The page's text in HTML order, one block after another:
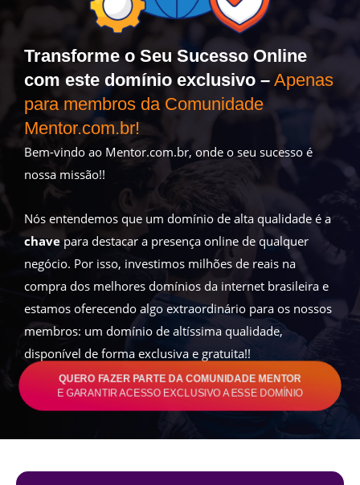
Transforme o Seu Sucesso Online
com este domínio exclusivo – Apenas
para membros da Comunidade
Mentor.com.br!
Bem-vindo ao Mentor.com.br, onde o seu sucesso é
nossa missão!!
Nós entendemos que um domínio de alta qualidade é a
chavepara destacar a presença online de qualquer
negócio. Por isso, investimos milhões de reais na
compra dos melhores domínios da internet brasileira e
estamos oferecendo algo extraordinário para os nossos
membros: um domínio de altíssima qualidade,
disponível de forma exclusiva e gratuita!!
QUERO FAZER PARTE DA COMUNIDADE MENTOR
E GARANTIR ACESSO EXCLUSIVO A ESSE DOMÍNIO